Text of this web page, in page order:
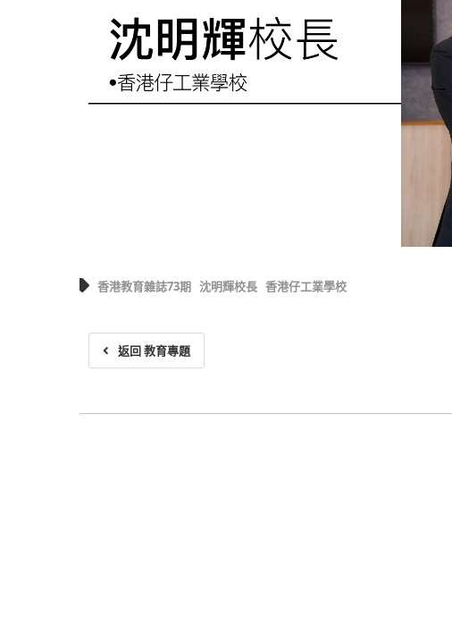
香港教育雜誌73期 沈明輝校長 香港仔工業學校
返回 教育專題